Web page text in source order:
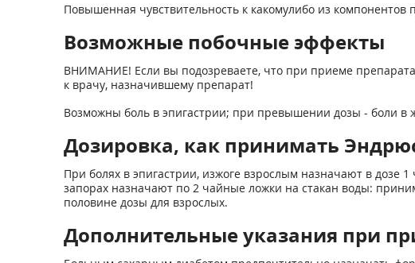
Повышенная чувствительность к какомулибо из компонентов
Возможные побочные эффекты
ВНИМАНИЕ! Если вы подозреваете, что при приеме
к врачу, назначившему препарат!
Возможны боль в эпигастрии; при превышении дозы - боли в
Дозировка, как принимать
При болях в эпигастрии, изжоге взрослым назначают в дозе
запорах назначают по 2 чайные ложки на стакан воды:
половине дозы для взрослых.
Дополнительные указания при